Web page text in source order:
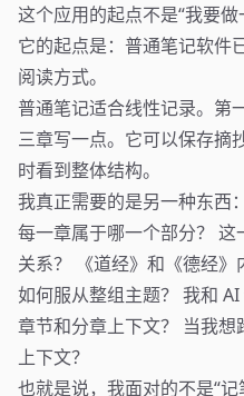
这个应用的起点不是“我要做
它的起点是：普通笔记软件
阅读方式。
普通笔记适合线性记录。第
三章写一点。它可以保存摘
时看到整体结构。
我真正需要的是另一种东西：
每一章属于哪一个部分？
关系？ 《道经》和《德经
如何服从整组主题？ 我和
章节和分章上下文？ 当我
上下文？
也就是说，我面对的不是“